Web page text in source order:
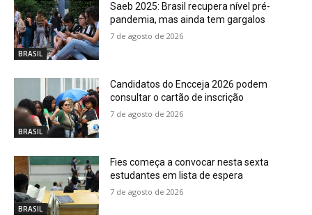
BRASIL
Saeb 2025: Brasil recupera nível pré-
pandemia, mas ainda tem gargalos
7 de agosto de 2026
BRASIL
Candidatos do Encceja 2026 podem
consultar o cartão de inscrição
7 de agosto de 2026
BRASIL
Fies começa a convocar nesta sexta
estudantes em lista de espera
7 de agosto de 2026